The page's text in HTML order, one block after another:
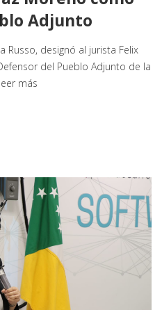
Adjunto
Russo, designó al jurista Felix
del Pueblo Adjunto de la
leer más